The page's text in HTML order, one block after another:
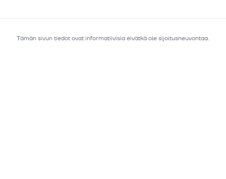
Tämän sivun tiedot ovat informatiivisia eivätkä ole sijoitusneuvontaa.